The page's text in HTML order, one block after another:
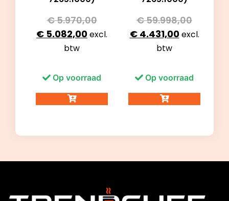
€5.970,00
€ 5.082,00excl.
btw
Op voorraad
€59.998,00
€4.431,00excl.
btw
Op voorraad